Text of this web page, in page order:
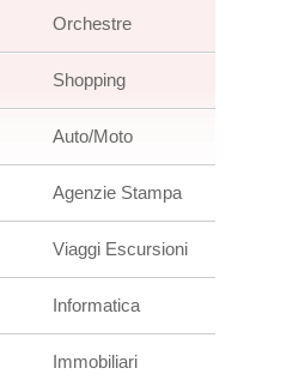
Orchestre
Shopping
Auto/Moto
Agenzie Stampa
Viaggi Escursioni
Informatica
Immobiliari